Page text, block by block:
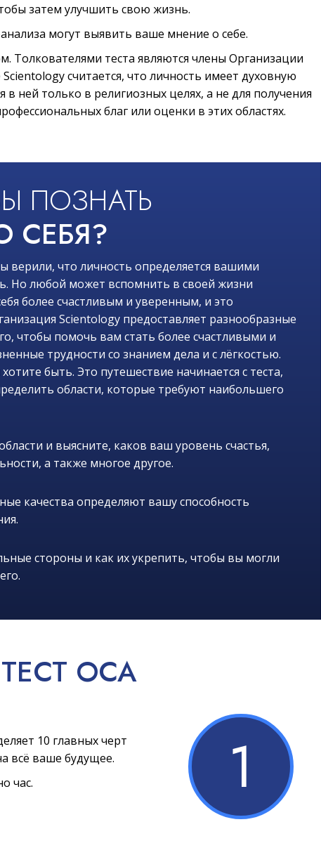
затем улучшить свою жизнь.
могут выявить ваше мнение о себе.
Толкователями теста являются члены Организации
считается, что личность имеет духовную
в ней только в религиозных целях, а не для получения
благ или оценки в этих областях.
ПОЗНАТЬ
СЕБЯ?
верили, что личность определяется вашими
Но любой может вспомнить в своей жизни
более счастливым и уверенным, и это
Scientology предоставляет разнообразные
чтобы помочь вам стать более счастливыми и
трудности со знанием дела и с лёгкостью.
быть. Это путешествие начинается с теста,
области, которые требуют наибольшего
и выясните, каков ваш уровень счастья,
а также многое другое.
качества определяют вашу способность
стороны и как их укрепить, чтобы вы могли
ТЕСТ OCA
10 главных черт
всё ваше будущее.
час.
1